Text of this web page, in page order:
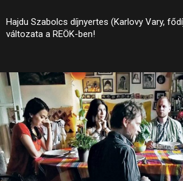
INFORMÁCIÓK
JEGYEK
ELÉRHETŐSÉG
PALOTASÉTÁK ÉS
KÖZÉRDEKŰ
Hajdu Szabolcs díjnyertes (Karlovy Vary,
változata a REÖK-ben!